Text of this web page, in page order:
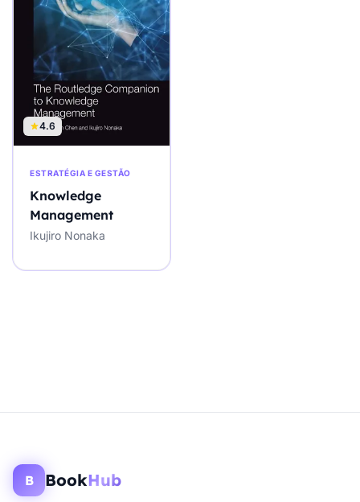
4.6
ESTRATÉGIA E GESTÃO
Knowledge
Management
Ikujiro Nonaka
B BookHub